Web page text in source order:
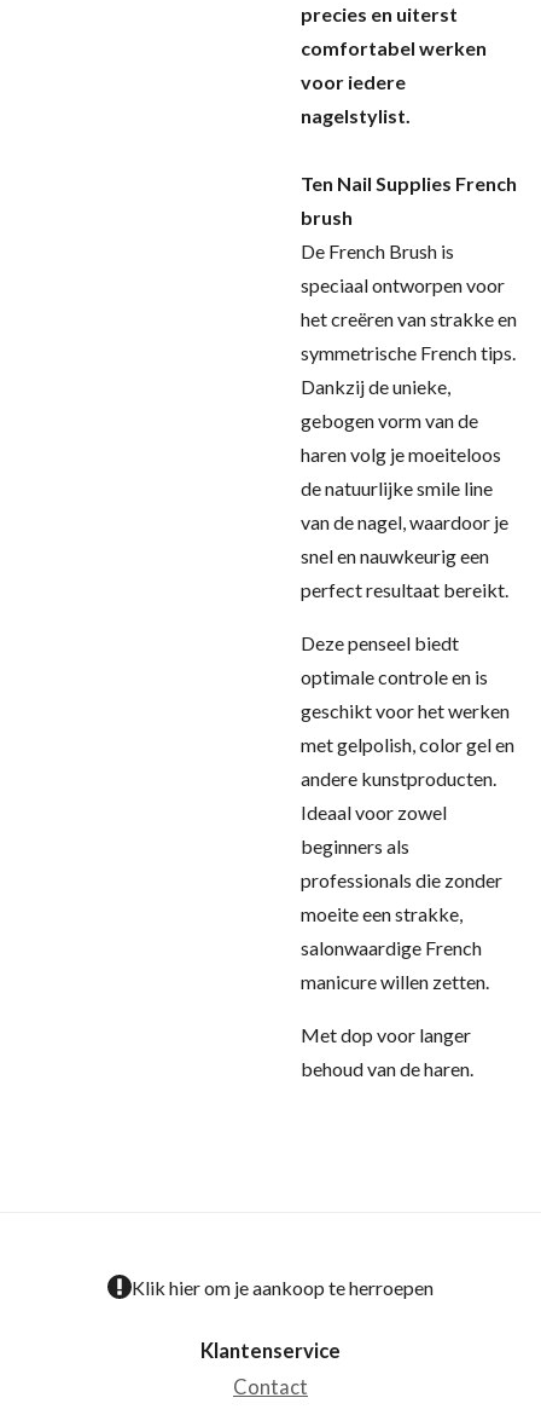
precies en uiterst
comfortabel werken
voor iedere
nagelstylist.
Ten Nail Supplies French
brush
De French Brush is
speciaal ontworpen voor
het creëren van strakke en
symmetrische French tips.
Dankzij de unieke,
gebogen vorm van de
haren volg je moeiteloos
de natuurlijke smile line
van de nagel, waardoor je
snel en nauwkeurig een
perfect resultaat bereikt.
Deze penseel biedt
optimale controle en is
geschikt voor het werken
met gelpolish, color gel en
andere kunstproducten.
Ideaal voor zowel
beginners als
professionals die zonder
moeite een strakke,
salonwaardige French
manicure willen zetten.
Met dop voor langer
behoud van de haren.
Klik hier om je aankoop te herroepen
Klantenservice
Contact